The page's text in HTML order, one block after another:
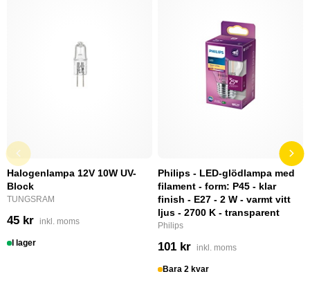
Halogenlampa 12V 10W UV-
Block
TUNGSRAM
45 kr inkl. moms
I lager
Philips - LED-glödlampa med
filament - form: P45 - klar
finish - E27 - 2 W - varmt vitt
ljus - 2700 K - transparent
Philips
101 kr inkl. moms
Bara 2 kvar